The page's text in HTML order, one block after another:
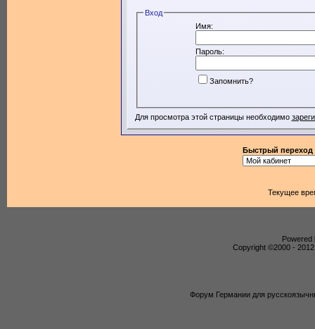
Вход
Имя:
Пароль:
Запомнить?
Для просмотра этой страницы необходимо
Быстрый переход
Текущее
Powered
Copyright ©2000 -
Форум Германии для